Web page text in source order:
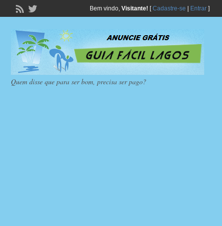
Bem vindo, Visitante! [Cadastre-se Entrar]
Quem disse que para ser bom, precisa ser pago?